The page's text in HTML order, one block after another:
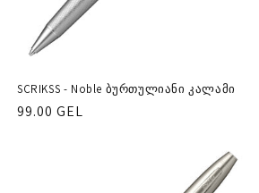
SCRIKSS - Noble ბურთულიანი კალამი
რეგულარული
99.00 GEL